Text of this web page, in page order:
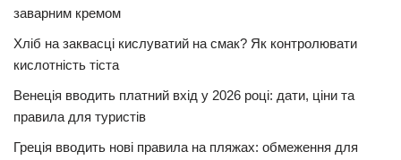
заварним кремом
Хліб на заквасці кислуватий на смак? Як контролювати
кислотність тіста
Венеція вводить платний вхід у 2026 році: дати, ціни та
правила для туристів
Греція вводить нові правила на пляжах: обмеження для